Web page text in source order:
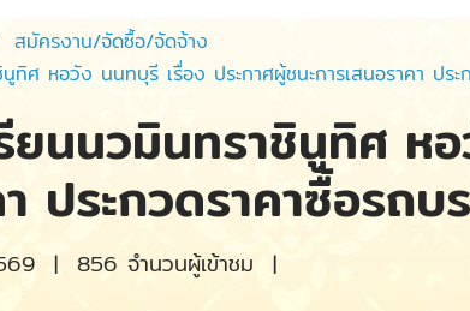
สมัครงาน/จัดซื้อ/จัดจ้าง
นูทิศ หอวัง นนทบุรี เรื่อง ประกาศผู้ชนะการเสนอราคา ป
รียนนวมินทราชินูทิศ ห
า ประกวดราคาซื้อร
| 856 จำนวนผู้เข้าชม |